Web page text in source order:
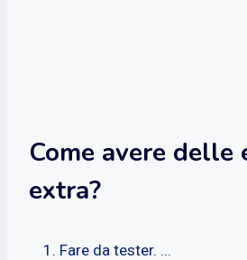
Come avere delle
extra?
Fare da tester. ...